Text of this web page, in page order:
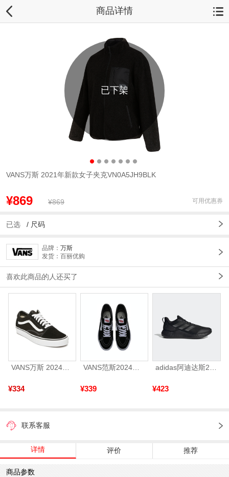
商品详情
已下架
VANS万斯 2021年新款女子夹克VN0A5JH9BLK
¥869 ¥869 可用优惠券
已选 / 尺码
品牌： 万斯
发货：百丽优购
喜欢此商品的人还买了
VANS万斯 2024年新款中性OldSkool帆布鞋/硫化鞋VN000D3HY28（延续款）
¥334 ¥339 ¥423
联系客服
详情 评价 推荐
商品参数